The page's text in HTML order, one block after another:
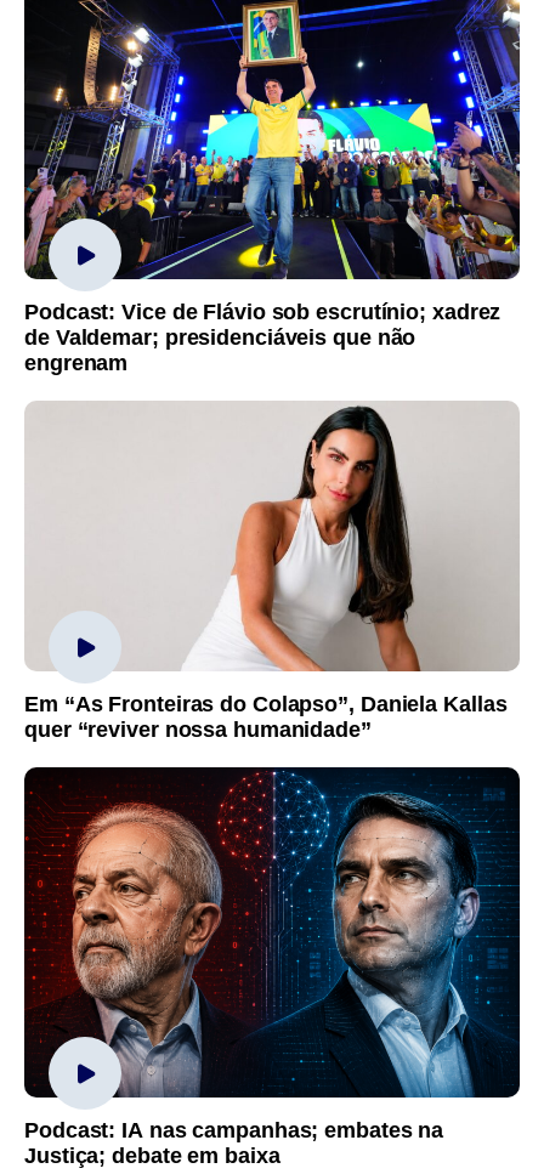
Podcast: Vice de Flávio sob escrutínio; xadrez
de Valdemar; presidenciáveis que não
engrenam
Em “As Fronteiras do Colapso”, Daniela Kallas
quer “reviver nossa humanidade”
Podcast: IA nas campanhas; embates na
Justiça; debate em baixa